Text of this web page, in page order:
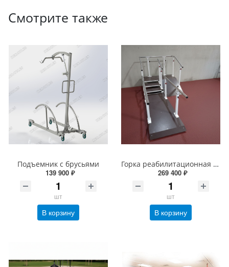
Смотрите также
Подъемник с брусьями
139 900 ₽
шт
В корзину
Горка реабилитационная с брусьями
269 400 ₽
шт
В корзину